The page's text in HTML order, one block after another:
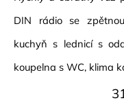
DIN rádio se
kuchyň s lednicí s
koupelna s WC, klima